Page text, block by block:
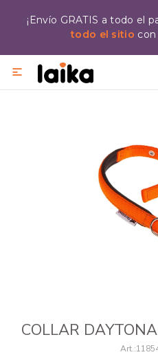
¡Envío GRATIS a todo el
todo el sitio con

COLLAR